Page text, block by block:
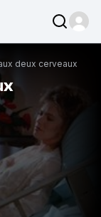
deux cerveaux